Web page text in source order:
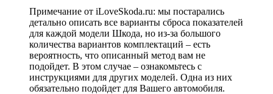
Примечание от iLoveSkoda.ru: мы постарались
детально описать все варианты сброса показателей
для каждой модели Шкода, но из-за большого
количества вариантов комплектаций – есть
вероятность, что описанный метод вам не
подойдет. В этом случае – ознакомьтесь с
инструкциями для других моделей. Одна из них
обязательно подойдет для Вашего автомобиля.